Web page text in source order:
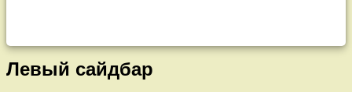
Левый сайдбар